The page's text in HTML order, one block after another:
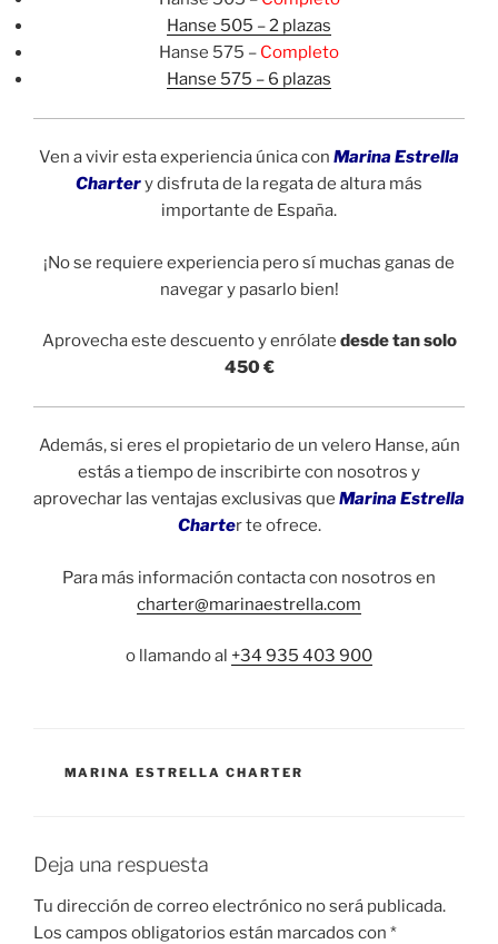
Hanse 505 – 2 plazas
Hanse 575 – Completo
Hanse 575 – 6 plazas
Ven a vivir esta experiencia única con Marina Estrella
Chartery disfruta de la regata de altura más
importante de España.
¡No se requiere experiencia pero sí muchas ganas de
navegar y pasarlo bien!
Aprovecha este descuento y enrólate desde tan solo
450 €
Además, si eres el propietario de un velero Hanse, aún
estás a tiempo de inscribirte con nosotros y
aprovechar las ventajas exclusivas que Marina Estrella
Charter te ofrece.
Para más información contacta con nosotros en
charter@marinaestrella.com
o llamando al +34 935 403 900
CATEGORÍAS
MARINA ESTRELLA CHARTER
Deja una respuesta
Tu dirección de correo electrónico no será publicada.
Los campos obligatorios están marcados con *